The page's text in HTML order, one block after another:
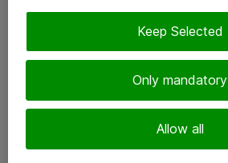
Only mandatory
Allow all
Keep Selected